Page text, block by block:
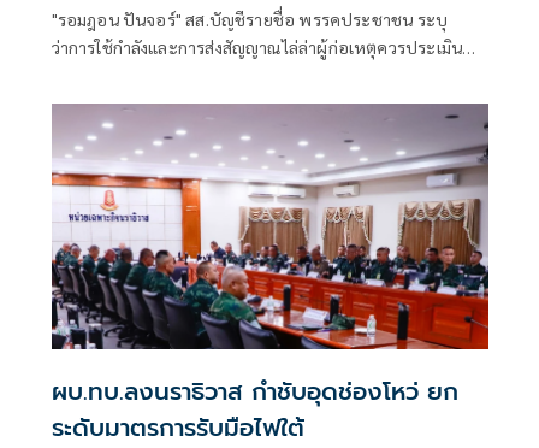
"รอมฎอน ปันจอร์" สส.บัญชีรายชื่อ พรรคประชาชน ระบุ
ว่าการใช้กำลังและการส่งสัญญาณไล่ล่าผู้ก่อเหตุควรประเมิน
ผบ.ทบ.ลงนราธิวาส กำชับอุดช่องโหว่ ยก
ระดับมาตรการรับมือไฟใต้